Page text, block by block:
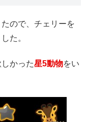
ので、チェリーを
た。
かった星5動物をい